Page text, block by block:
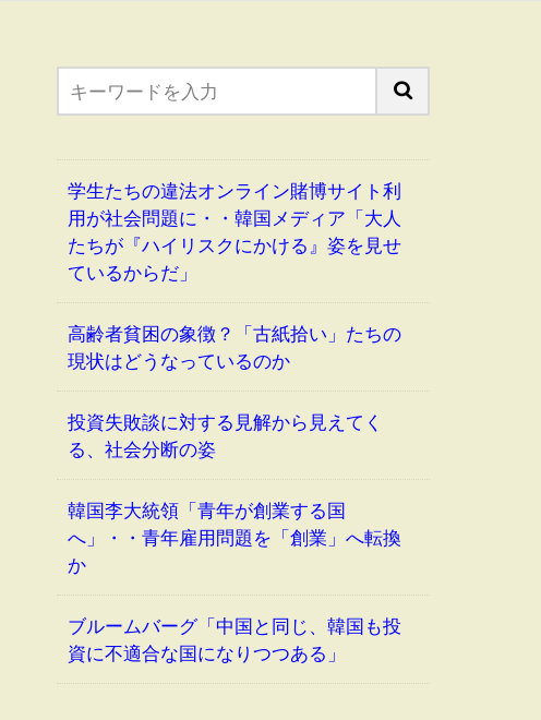
学生たちの違法オンライン賭博サイト利
用が社会問題に・・韓国メディア「大人
たちが『ハイリスクにかける』姿を見せ
ているからだ」
高齢者貧困の象徴？「古紙拾い」たちの
現状はどうなっているのか
投資失敗談に対する見解から見えてく
る、社会分断の姿
韓国李大統領「青年が創業する国
へ」・・青年雇用問題を「創業」へ転換
か
ブルームバーグ「中国と同じ、韓国も投
資に不適合な国になりつつある」